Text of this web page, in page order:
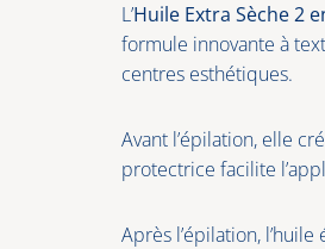
L’Huile Extra Sèche 2
formule innovante à
centres esthétiques.
Avant l’épilation, elle
protectrice facilite
Après l’épilation,